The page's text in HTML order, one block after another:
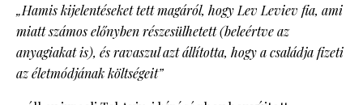
„Hamis kijelentéseket tett magáról, hogy Lev Leviev fia, ami
miatt számos előnyben részesülhetett (beleértve az
anyagiakat is), és ravaszul azt állította, hogy a családja fizeti
az életmódjának költségeit”